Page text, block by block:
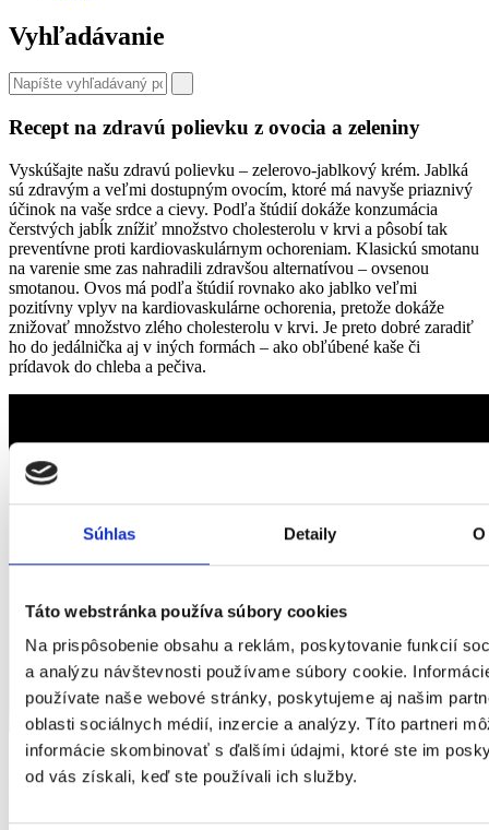
Súhlas Detaily
Táto webstránka používa súbory cookies
Na prispôsobenie obsahu a reklám, poskytovanie funkcií
a analýzu návštevnosti používame súbory cookie.
používate naše webové stránky, poskytujeme aj našim
oblasti sociálnych médií, inzercie a analýzy. Títo partneri
informácie skombinovať s ďalšími údajmi, ktoré ste im
od vás získali, keď ste používali ich služby.
Vyhľadávanie
Recept na zdravú polievku z ovocia a zeleniny
Vyskúšajte našu zdravú polievku – zelerovo-jablkový krém. Jablká
sú zdravým a veľmi dostupným ovocím, ktoré má navyše priaznivý
účinok na vaše srdce a cievy. Podľa štúdií dokáže konzumácia
čerstvých jabĺk znížiť množstvo cholesterolu v krvi a pôsobí tak
preventívne proti kardiovaskulárnym ochoreniam. Klasickú smotanu
na varenie sme zas nahradili zdravšou alternatívou – ovsenou
smotanou. Ovos má podľa štúdií rovnako ako jablko veľmi
pozitívny vplyv na kardiovaskulárne ochorenia, pretože dokáže
znižovať množstvo zlého cholesterolu v krvi. Je preto dobré zaradiť
ho do jedálnička aj v iných formách – ako obľúbené kaše či
prídavok do chleba a pečiva.
Prihláste sa na odber newslettera